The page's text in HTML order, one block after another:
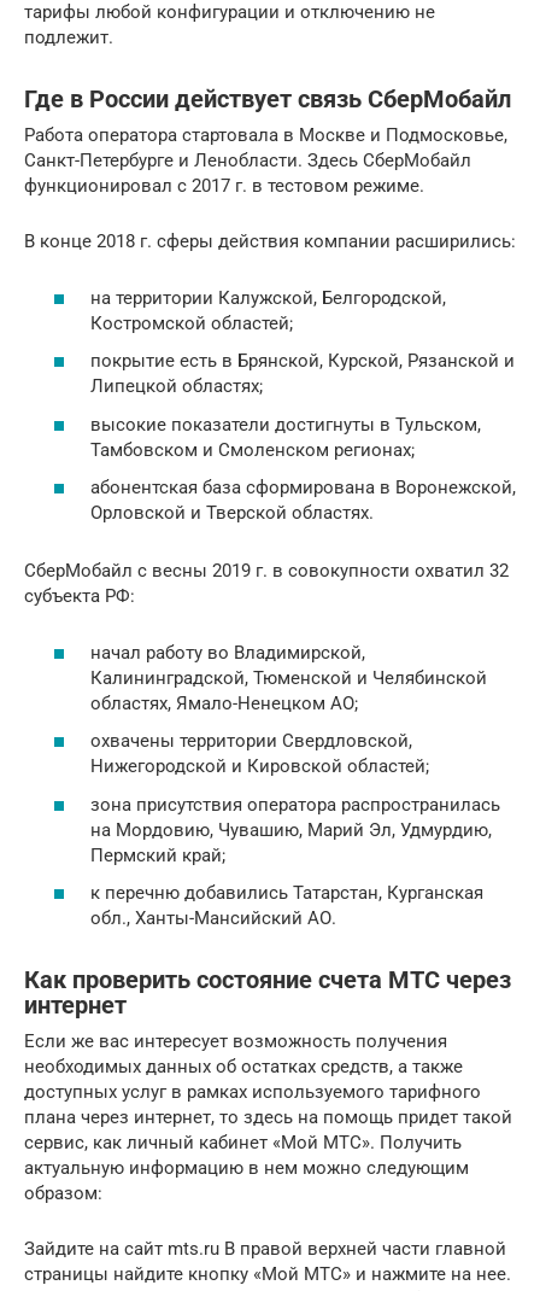
тарифы любой конфигурации и отключению не
подлежит.
Где в России действует связь СберМобайл
Работа оператора стартовала в Москве и Подмосковье,
Санкт-Петербурге и Ленобласти. Здесь СберМобайл
функционировал с 2017 г. в тестовом режиме.
В конце 2018 г. сферы действия компании расширились:
на территории Калужской, Белгородской,
Костромской областей;
покрытие есть в Брянской, Курской, Рязанской и
Липецкой областях;
высокие показатели достигнуты в Тульском,
Тамбовском и Смоленском регионах;
абонентская база сформирована в Воронежской,
Орловской и Тверской областях.
СберМобайл с весны 2019 г. в совокупности охватил 32
субъекта РФ:
начал работу во Владимирской,
Калининградской, Тюменской и Челябинской
областях, Ямало-Ненецком АО;
охвачены территории Свердловской,
Нижегородской и Кировской областей;
зона присутствия оператора распространилась
на Мордовию, Чувашию, Марий Эл, Удмурдию,
Пермский край;
к перечню добавились Татарстан, Курганская
обл., Ханты-Мансийский АО.
Как проверить состояние счета МТС через
интернет
Если же вас интересует возможность получения
необходимых данных об остатках средств, а также
доступных услуг в рамках используемого тарифного
плана через интернет, то здесь на помощь придет такой
сервис, как личный кабинет «Мой МТС». Получить
актуальную информацию в нем можно следующим
образом:
Зайдите на сайт mts.ru В правой верхней части главной
страницы найдите кнопку «Мой МТС» и нажмите на нее.